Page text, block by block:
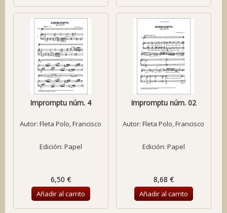
Impromptu núm. 4
Autor:Fleta Polo, Francisco
Edición: Papel
6,50 €
Añadir al carrito
Impromptu núm. 02
Autor:Fleta Polo, Francisco
Edición: Papel
8,68 €
Añadir al carrito